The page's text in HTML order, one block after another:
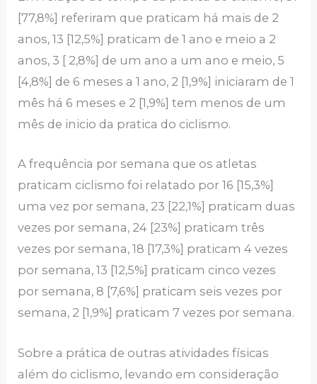
[77,8%] referiram que praticam há mais de 2
anos, 13 [12,5%] praticam de 1 ano e meio a 2
anos, 3 [ 2,8%] de um ano a um ano e meio, 5
[4,8%] de 6 meses a 1 ano, 2 [1,9%] iniciaram de 1
mês há 6 meses e 2 [1,9%] tem menos de um
mês de inicio da pratica do ciclismo.
A frequência por semana que os atletas
praticam ciclismo foi relatado por 16 [15,3%]
uma vez por semana, 23 [22,1%] praticam duas
vezes por semana, 24 [23%] praticam três
vezes por semana, 18 [17,3%] praticam 4 vezes
por semana, 13 [12,5%] praticam cinco vezes
por semana, 8 [7,6%] praticam seis vezes por
semana, 2 [1,9%] praticam 7 vezes por semana.
Sobre a prática de outras atividades físicas
além do ciclismo, levando em consideração